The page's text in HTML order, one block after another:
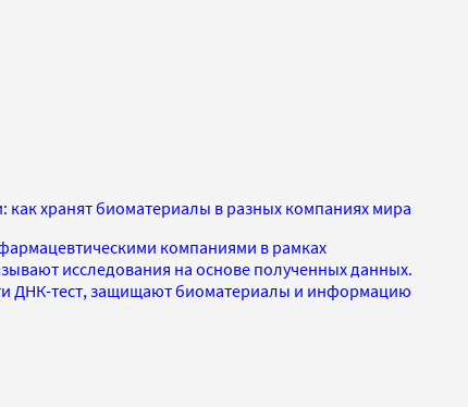
как хранят биоматериалы в разных компаниях мира
компаниями в рамках
исследования на основе полученных данных.
ДНК-тест, защищают биоматериалы и информацию